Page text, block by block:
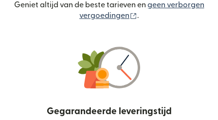
Geniet altijd van de beste tarieven en geen verborgen
vergoedingen
.
Gegarandeerde leveringstijd